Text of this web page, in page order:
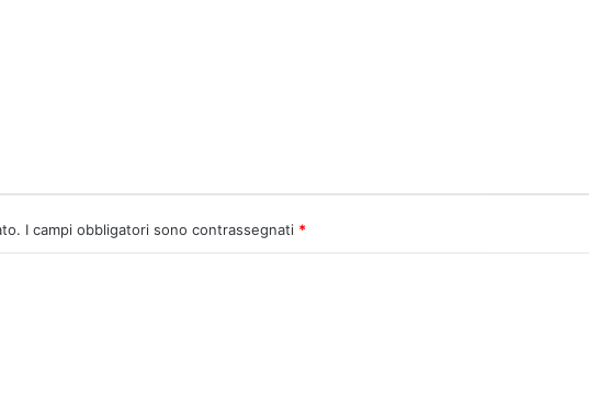
I campi obbligatori sono contrassegnati *